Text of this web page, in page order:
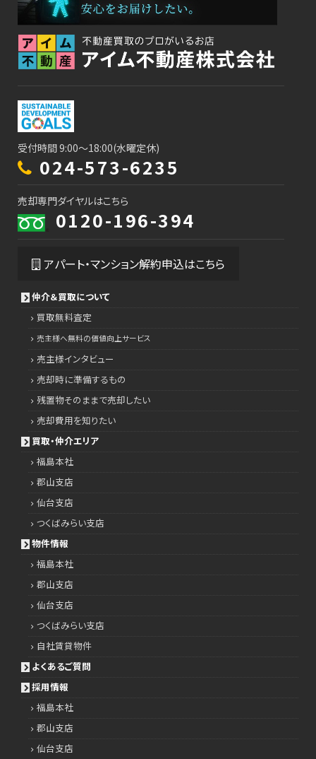
受付時間 9:00～18:00(水曜定休)
024-573-6235
売却専門ダイヤルはこちら
0120-196-394
アパート・マンション解約申込はこちら
仲介＆買取について
買取無料査定
売主様へ無料の価値向上サービス
売主様インタビュー
売却時に準備するもの
残置物そのままで売却したい
売却費用を知りたい
買取・仲介エリア
福島本社
郡山支店
仙台支店
つくばみらい支店
物件情報
福島本社
郡山支店
仙台支店
つくばみらい支店
自社賃貸物件
よくあるご質問
採用情報
福島本社
郡山支店
仙台支店